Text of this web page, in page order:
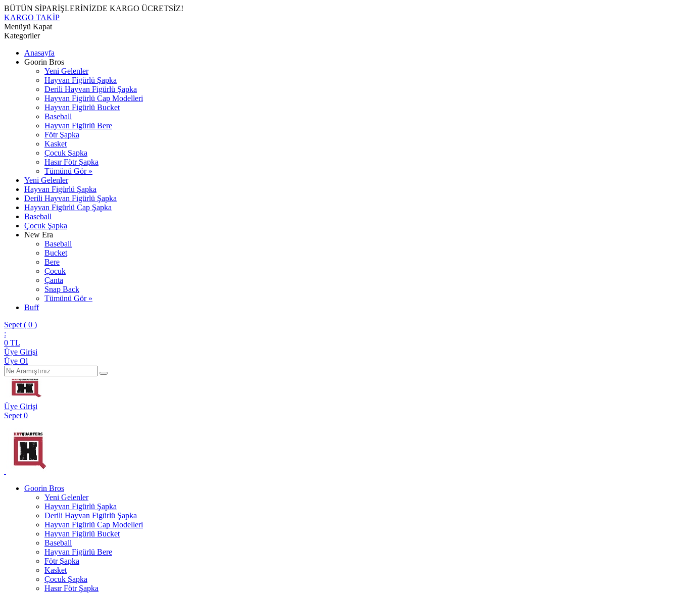
BÜTÜN SİPARİŞLERİNİZDE KARGO ÜCRETSİZ!
KARGO TAKİP
Menüyü Kapat
Kategoriler
Anasayfa
Goorin Bros
Yeni Gelenler
Hayvan Figürlü Şapka
Derili Hayvan Figürlü Şapka
Hayvan Figürlü Cap Modelleri
Hayvan Figürlü Bucket
Baseball
Hayvan Figürlü Bere
Fötr Şapka
Kasket
Çocuk Şapka
Hasır Fötr Şapka
Tümünü Gör »
Yeni Gelenler
Hayvan Figürlü Şapka
Derili Hayvan Figürlü Şapka
Hayvan Figürlü Cap Şapka
Baseball
Çocuk Şapka
New Era
Baseball
Bucket
Bere
Çocuk
Çanta
Snap Back
Tümünü Gör »
Buff
Sepet ( 0 )
:
0 TL
Üye Girişi
Üye Ol
Üye Girişi
Sepet 0
Goorin Bros
Yeni Gelenler
Hayvan Figürlü Şapka
Derili Hayvan Figürlü Şapka
Hayvan Figürlü Cap Modelleri
Hayvan Figürlü Bucket
Baseball
Hayvan Figürlü Bere
Fötr Şapka
Kasket
Çocuk Şapka
Hasır Fötr Şapka